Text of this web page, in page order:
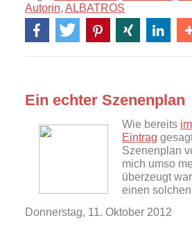
Autorin, ALBATROS
Ein echter Szenenplan
Wie bereits
Eintrag
Szenenplan
mich umso
überzeugt
einen
Donnerstag, 11. Oktober 2012